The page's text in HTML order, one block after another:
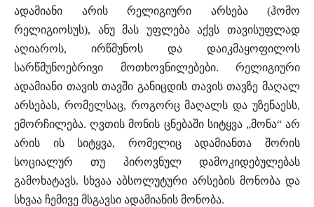
ადამიანი არის რელიგიური არსება (ჰომო
რელიგიოსუს), ანუ მას უფლება აქვს თავისუფლად
აღიაროს, ირწმუნოს და დაიკმაყოფილოს
სარწმუნოებრივი მოთხოვნილებები. რელიგიური
ადამიანი თავის თავში განიცდის თავის თავზე მაღალ
არსებას, რომელსაც, როგორც მაღალს და უზენაესს,
ემორჩილება. ღვთის მონის ცნებაში სიტყვა „მონა“ არ
არის ის სიტყვა, რომელიც ადამიანთა შორის
სოციალურ თუ პიროვნულ დამოკიდებულებას
გამოხატავს. სხვაა აბსოლუტური არსების მონობა და
სხვაა ჩემივე მსგავსი ადამიანის მონობა.